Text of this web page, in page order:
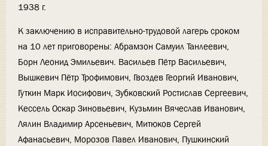
1938 г.
К заключению в исправительно-трудовой лагерь сроком
на 10 лет приговорены: Абрамзон Самуил Танлеевич,
Борн Леонид Эмильевич. Васильев Пётр Васильевич,
Вышкевич Пётр Трофимович, Гвоздев Георгий Иванович,
Гуткин Марк Иосифович, Зубковский Ростислав Сергеевич,
Кессель Оскар Зиновьевич, Кузьмин Вячеслав Иванович,
Лялин Владимир Арсеньевич, Митюков Сергей
Афанасьевич, Морозов Павел Иванович, Пушкинский